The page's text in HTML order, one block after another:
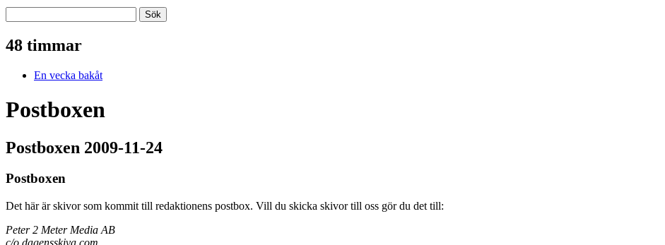
48 timmar
En vecka bakåt
Postboxen
Postboxen 2009-11-24
Postboxen
Det här är skivor som kommit till redaktionens postbox. Vill du skicka skivor till oss gör du det till:
Peter 2 Meter Media AB